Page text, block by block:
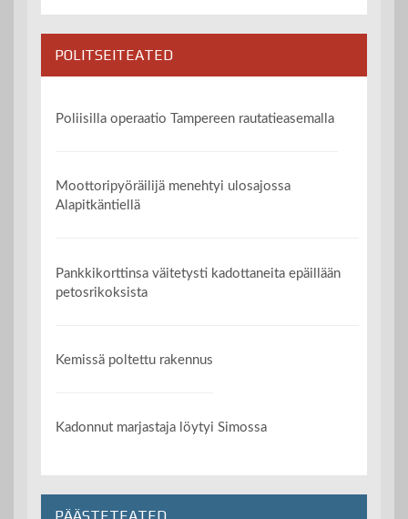
POLITSEITEATED
Poliisilla operaatio Tampereen rautatieasemalla
Moottoripyöräilijä menehtyi ulosajossa
Alapitkäntiellä
Pankkikorttinsa väitetysti kadottaneita epäillään
petosrikoksista
Kemissä poltettu rakennus
Kadonnut marjastaja löytyi Simossa
PÄÄSTETEATED